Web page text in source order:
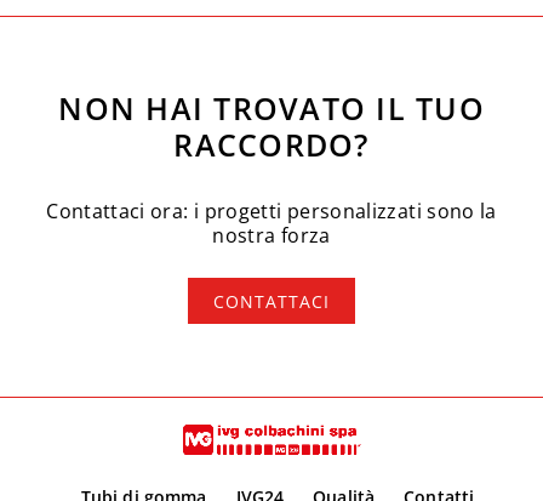
NON HAI TROVATO IL TUO
RACCORDO?
Contattaci ora: i progetti personalizzati sono la
nostra forza
CONTATTACI
Tubi di gomma IVG24 Qualità Contatti